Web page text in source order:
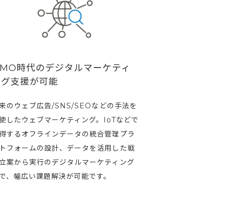
時代のデジタルマーケティ
支援が可能
のウェブ広告/SNS/SEOなどの手法を
したウェブマーケティング。IoTなどで
するオフラインデータの統合管理プラ
フォームの設計、データを活用した戦
案から実行のデジタルマーケティング
、幅広い課題解決が可能です。